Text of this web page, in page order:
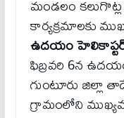
మండలం
కార్యక్రమాలకు
ఉదయం
ఫిబ్రవరి 6న
గుంటూరు జిల్లా
గ్రామంలోని